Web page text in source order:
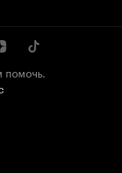
помочь.